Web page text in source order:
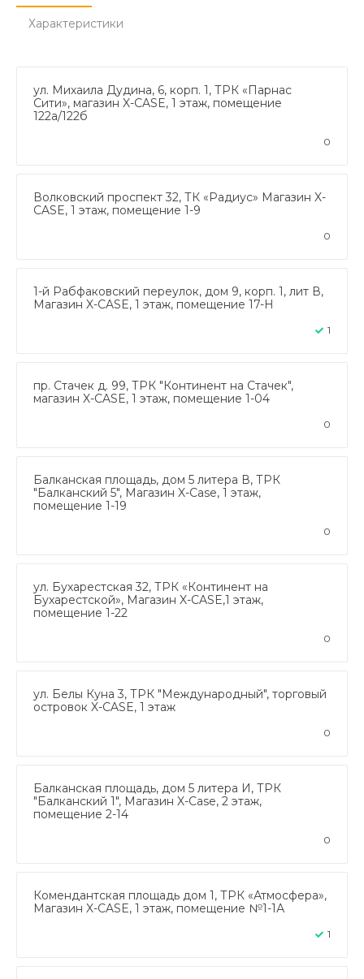
Характеристики
ул. Михаила Дудина, 6, корп. 1, ТРК «Парнас
Сити», магазин X-CASE, 1 этаж, помещение
122а/122б
0
Волковский проспект 32, ТК «Радиус» Магазин X-
CASE, 1 этаж, помещение 1-9
0
1-й Рабфаковский переулок, дом 9, корп. 1, лит В,
Магазин X-CASE, 1 этаж, помещение 17-Н
1
пр. Стачек д. 99, ТРК "Континент на Стачек",
магазин X-CASE, 1 этаж, помещение 1-04
0
Балканская площадь, дом 5 литера В, ТРК
"Балканский 5", Магазин X-Case, 1 этаж,
помещение 1-19
0
ул. Бухарестская 32, ТРК «Континент на
Бухарестской», Магазин X-CASE,1 этаж,
помещение 1-22
0
ул. Белы Куна 3, ТРК "Международный", торговый
островок X-CASE, 1 этаж
0
Балканская площадь, дом 5 литера И, ТРК
"Балканский 1", Магазин X-Case, 2 этаж,
помещение 2-14
0
Комендантская площадь дом 1, ТРК «Атмосфера»,
Магазин X-CASE, 1 этаж, помещение №1-1А
1